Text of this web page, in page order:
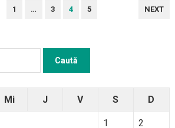
1 … 3 4 5 NEXT
Mi J V S D
1 2